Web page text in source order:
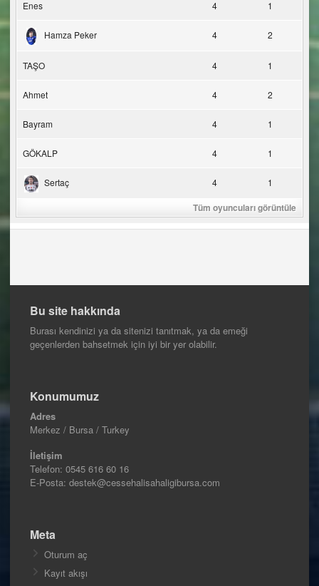
Enes 4 1
Hamza Peker 4 2
TAŞO 4 1
Ahmet 4 2
Bayram 4 1
GÖKALP 4 1
Sertaç 4 1
Tüm oyuncuları görüntüle
Bu site hakkında
Burası kendinizi ya da sitenizi tanıtmak, ya da emeği
geçenlerden bahsetmek için iyi bir yer olabilir.
Konumumuz
Adres
Merkez / Bursa / Turkey
İletişim
Telefon: 0545 616 60 16
E-Posta: destek@cessehalisahaligibursa.com
Meta
Oturum aç
Kayıt akışı